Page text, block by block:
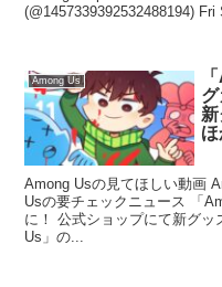
(@1457339392532488194) Fri
Among Us
Among Usの見てほしい動画
Usの要チェックニュース 「
に！ 公式ショップにて新グ
Us」の...